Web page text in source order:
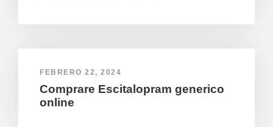
FEBRERO 22, 2024
Comprare Escitalopram generico
online